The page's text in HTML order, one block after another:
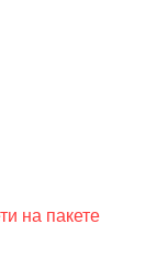
на пакете